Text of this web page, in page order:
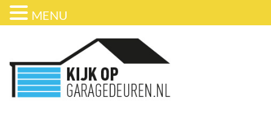
GRATIS ADVIESGESPREK
OVER ONS
GARAGEDEUREN
STALEN GARAGE KANTELDEUREN
MENU